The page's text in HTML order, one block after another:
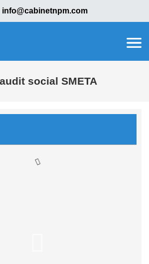
info@cabinetnpm.com
social SMETA